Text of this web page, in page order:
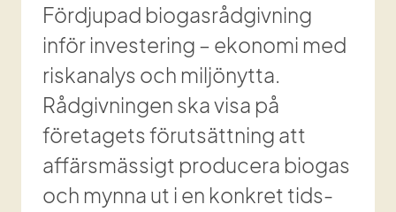
Fördjupad biogasrådgivning
inför investering – ekonomi med
riskanalys och miljönytta.
Rådgivningen ska visa på
företagets förutsättning att
affärsmässigt producera biogas
och mynna ut i en konkret tids-